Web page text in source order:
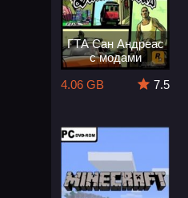
ГТА Сан Андреас
с модами
4.06 GB
7.5